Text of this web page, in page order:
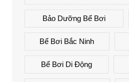
Bảo Dưỡng Bể Bơi
Bể Bơi Bắc Ninh
Bể Bơi Di Động